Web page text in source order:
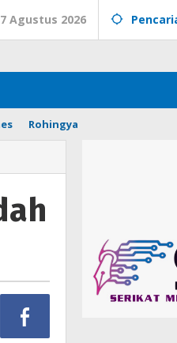
Agustus 2026
Rohingya